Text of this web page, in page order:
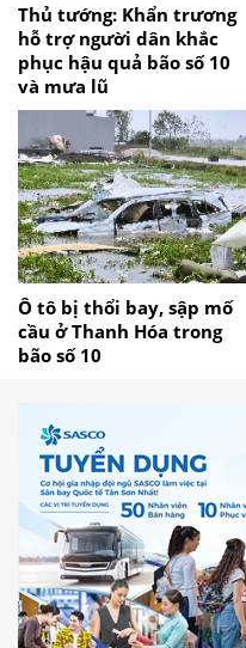
Thủ tướng: Khẩn trương
hỗ trợ người dân khắc
phục hậu quả bão số 10
và mưa lũ
Ô tô bị thổi bay, sập mố
cầu ở Thanh Hóa trong
bão số 10